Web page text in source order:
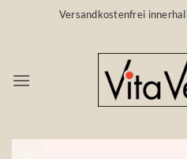
Versandkostenfrei